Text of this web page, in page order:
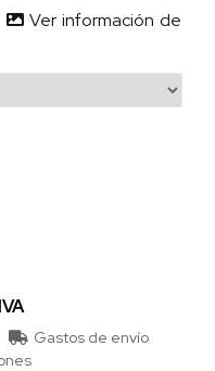
Ver información de
Gastos de envío